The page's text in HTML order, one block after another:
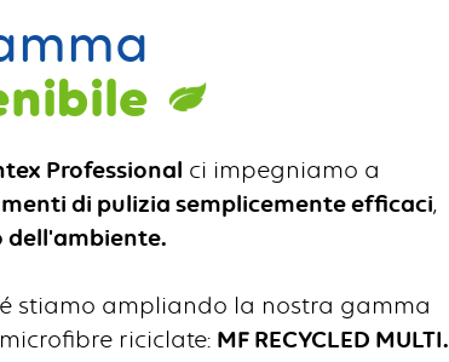
Professional ci impegniamo a
di pulizia semplicemente efficaci,
dell'ambiente.
stiamo ampliando la nostra gamma
riciclate: MF RECYCLED MULTI.